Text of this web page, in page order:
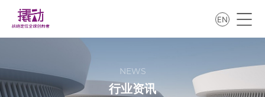
EN
NEWS
行业资讯